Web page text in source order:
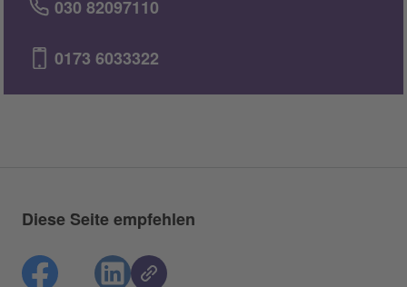
030 82097110
0173 6033322
Diese Seite empfehlen